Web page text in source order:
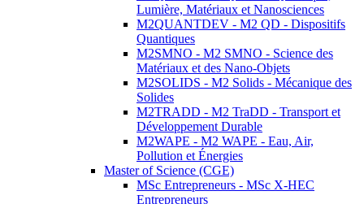
Lumière, Matériaux et Nanosciences
M2QUANTDEV - M2 QD - Dispositifs
Quantiques
M2SMNO - M2 SMNO - Science des
Matériaux et des Nano-Objets
M2SOLIDS - M2 Solids - Mécanique des
Solides
M2TRADD - M2 TraDD - Transport et
Développement Durable
M2WAPE - M2 WAPE - Eau, Air,
Pollution et Énergies
Master of Science (CGE)
MSc Entrepreneurs - MSc X-HEC
Entrepreneurs